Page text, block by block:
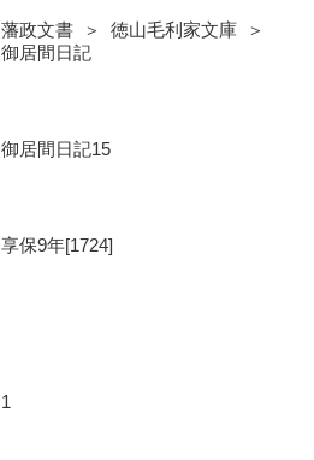
藩政文書 ＞ 徳山毛利家文庫 ＞
御居間日記
御居間日記15
享保9年[1724]
1